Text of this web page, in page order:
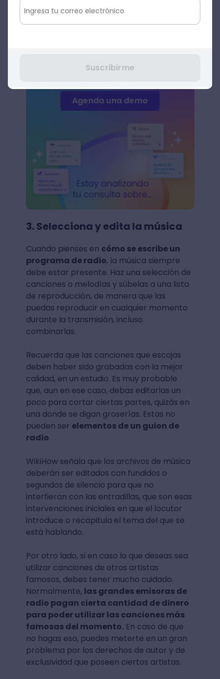
equipos o el software correctos para que
pongas en práctica todas tus ideas.
Agenda una demo
3. Selecciona y edita la música
Cuando pienses en cómo se escribe un
programa de radio, la música siempre
debe estar presente. Haz una selección de
canciones o melodías y súbelas a una lista
de reproducción, de manera que las
puedas reproducir en cualquier momento
durante la transmisión, incluso
combinarlas.
Recuerda que las canciones que escojas
deben haber sido grabadas con la mejor
calidad, en un estudio. Es muy probable
que, aun en ese caso, debas editarlas un
poco para cortar ciertas partes, quizás en
una donde se digan groserías. Estas no
pueden ser elementos de un guion de
radio.
WikiHow señala que los archivos de música
deberán ser editados con fundidos o
segundos de silencio para que no
interfieran con las entradillas, que son esas
intervenciones iniciales en que el locutor
introduce o recapitula el tema del que se
está hablando.
Por otro lado, si en caso lo que deseas sea
utilizar canciones de otros artistas
famosos, debes tener mucho cuidado.
Normalmente, las grandes emisoras de
radio pagan cierta cantidad de dinero
para poder utilizar las canciones más
famosas del momento.En caso de que
no hagas eso, puedes meterte en un gran
problema por los derechos de autor y de
exclusividad que poseen ciertos artistas.
Suscribirme